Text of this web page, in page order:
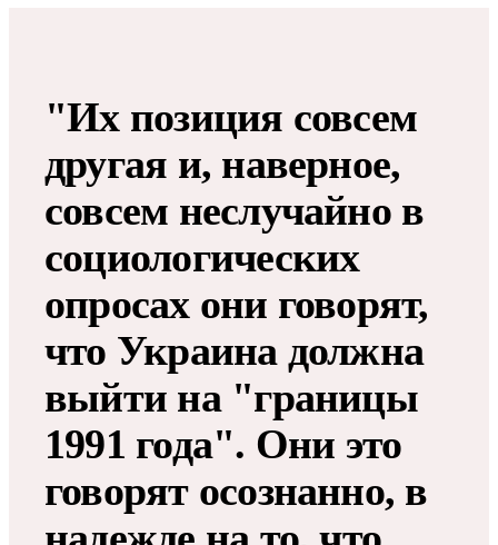
"Их позиция совсем
другая и, наверное,
совсем неслучайно в
социологических
опросах они говорят,
что Украина должна
выйти на "границы
1991 года". Они это
говорят осознанно, в